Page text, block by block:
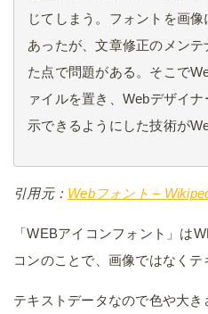
じてしまう。フォントを画
あったが、文章修正のメン
た点で問題がある。そこで
ァイルを置き、Webデザイ
示できるようにした技術が
引用元： Webフォント –
「WEBアイコンフォント」は
コンのことで、画像ではなくテ
テキストデータなので色や大